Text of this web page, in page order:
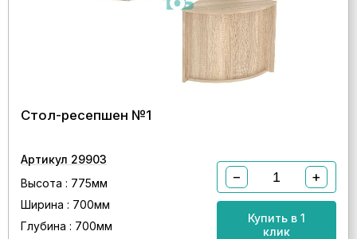
Стол-ресепшен №1
Артикул 29903
Высота : 775мм
Ширина : 700мм
Глубина : 700мм
− +
Купить в 1
клик